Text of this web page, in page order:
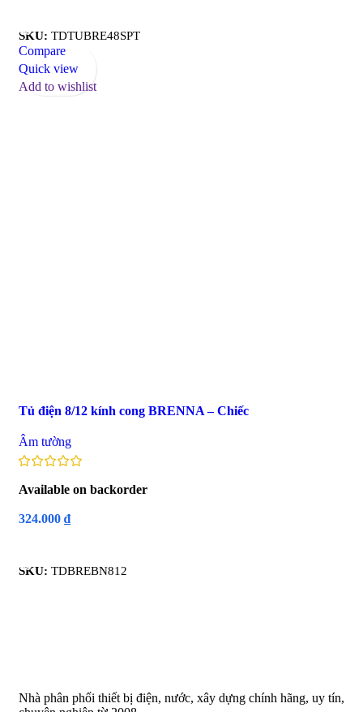
SKU: TDTUBRE48SPT
Compare
Quick view
Add to wishlist
Tủ điện 8/12 kính cong BRENNA – Chiếc
Âm tường
Available on backorder
324.000 ₫
SKU: TDBREBN812
Nhà phân phối thiết bị điện, nước, xây dựng chính hãng, uy tín,